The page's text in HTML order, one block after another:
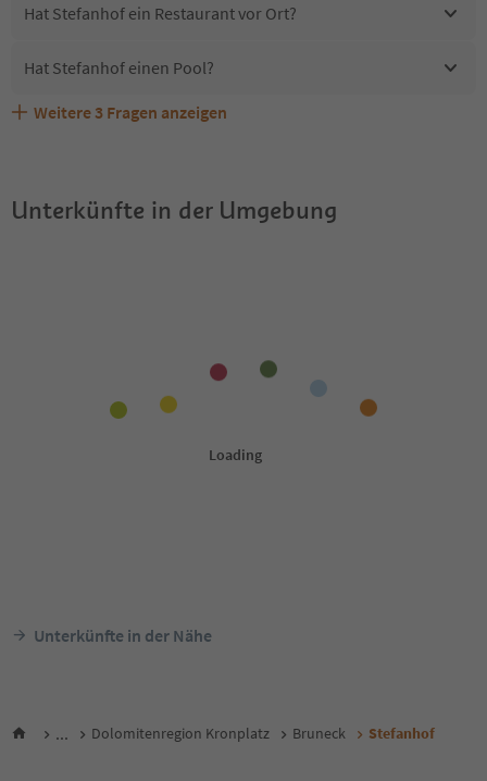
Hat Stefanhof ein Restaurant vor Ort?
Hat Stefanhof einen Pool?
Sind Haustiere in der Unterkunft Stefanhof erlaubt?
Welche Services bietet Stefanhof?
Erhalten die Gäste von Stefanhof einen Südtirol
Weitere 3 Fragen anzeigen
Unterkünfte in der Umgebung
Unterkünfte in der Nähe
... Dolomitenregion Kronplatz Bruneck Stefanhof